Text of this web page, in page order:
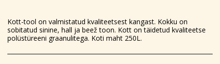
Kott-tool on valmistatud kvaliteetsest kangast. Kokku on
sobitatud sinine, hall ja beež toon. Kott on täidetud kvaliteetse
polüstüreeni graanulitega. Koti maht 250L.